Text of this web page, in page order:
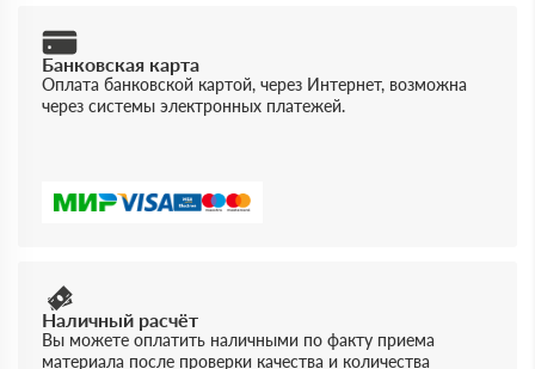
Банковская карта
Оплата банковской картой, через Интернет, возможна
через системы электронных платежей.
Наличный расчёт
Вы можете оплатить наличными по факту приема
материала после проверки качества и количества